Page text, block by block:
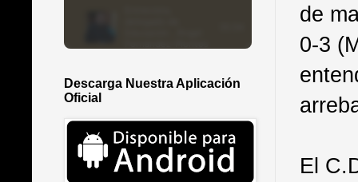
de
0-3
El
Descarga Nuestra Aplicación
Oficial